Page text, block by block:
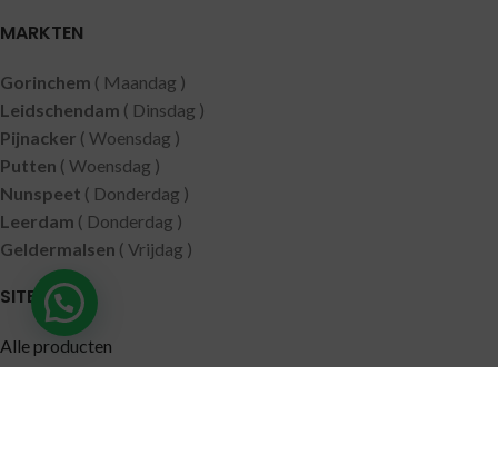
MARKTEN
Gorinchem ( Maandag )
Leidschendam ( Dinsdag )
Pijnacker ( Woensdag )
Putten ( Woensdag )
Nunspeet ( Donderdag )
Leerdam ( Donderdag )
Geldermalsen ( Vrijdag )
SITEMAP
Alle producten
Wie zijn wij